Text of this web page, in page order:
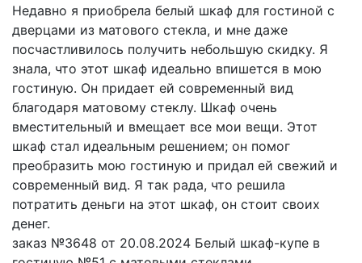
Недавно я приобрела белый шкаф для гостиной с
дверцами из матового стекла, и мне даже
посчастливилось получить небольшую скидку. Я
знала, что этот шкаф идеально впишется в мою
гостиную. Он придает ей современный вид
благодаря матовому стеклу. Шкаф очень
вместительный и вмещает все мои вещи. Этот
шкаф стал идеальным решением; он помог
преобразить мою гостиную и придал ей свежий и
современный вид. Я так рада, что решила
потратить деньги на этот шкаф, он стоит своих
денег.
заказ №3648 от 20.08.2024 Белый шкаф-купе в